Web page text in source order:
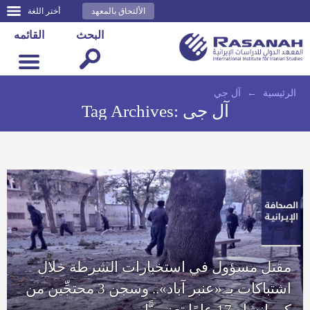
أختر اللغة الألتحاق بالمعهد
القائمه البحث
الرئيسية ← آل جي
Tag Archives: آل جي
مقتل مسؤول في استخبارات الشرطة خلال
اشتباكات بـ «عنبر آباد».. وسجن 3 محتجِّين من